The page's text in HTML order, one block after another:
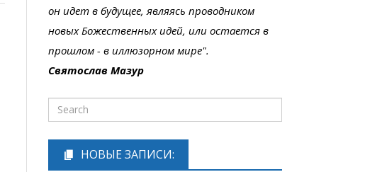
он идет в будущее, являясь проводником
новых Божественных идей, или остается в
прошлом - в иллюзорном мире".
Святослав Мазур
НОВЫЕ ЗАПИСИ: